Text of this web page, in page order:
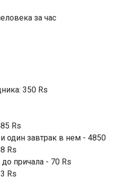
за час
350 Rs
Rs
один завтрак в нем - 4850
Rs
причала - 70 Rs
Rs